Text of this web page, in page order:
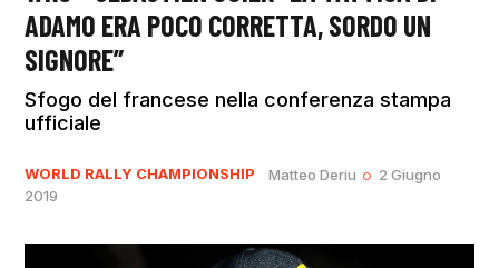
ADAMO ERA POCO CORRETTA, SORDO UN
SIGNORE”
Sfogo del francese nella conferenza stampa
ufficiale
WORLD RALLY CHAMPIONSHIP Matteo Deriu
2 Giugno
2019